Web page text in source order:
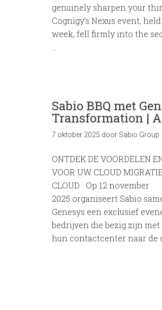
genuinely sharpen your
Cognigy’s Nexus event,
week, fell firmly into the
Sabio BBQ met
Transformation |
7 oktober 2025 door Sabio Group
ONTDEK DE VOORDELEN
VOOR UW CLOUD
CLOUD Op 12 november
2025 organiseert Sabio
Genesys een exclusief
bedrijven die bezig zijn
hun contactcenter naar de